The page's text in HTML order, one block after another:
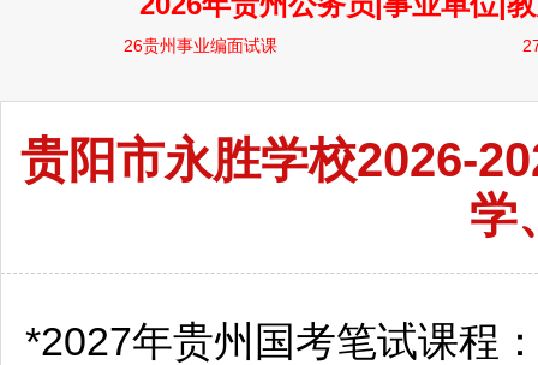
贵阳市永胜学校2026-
学
*2027年贵州国考笔试课程